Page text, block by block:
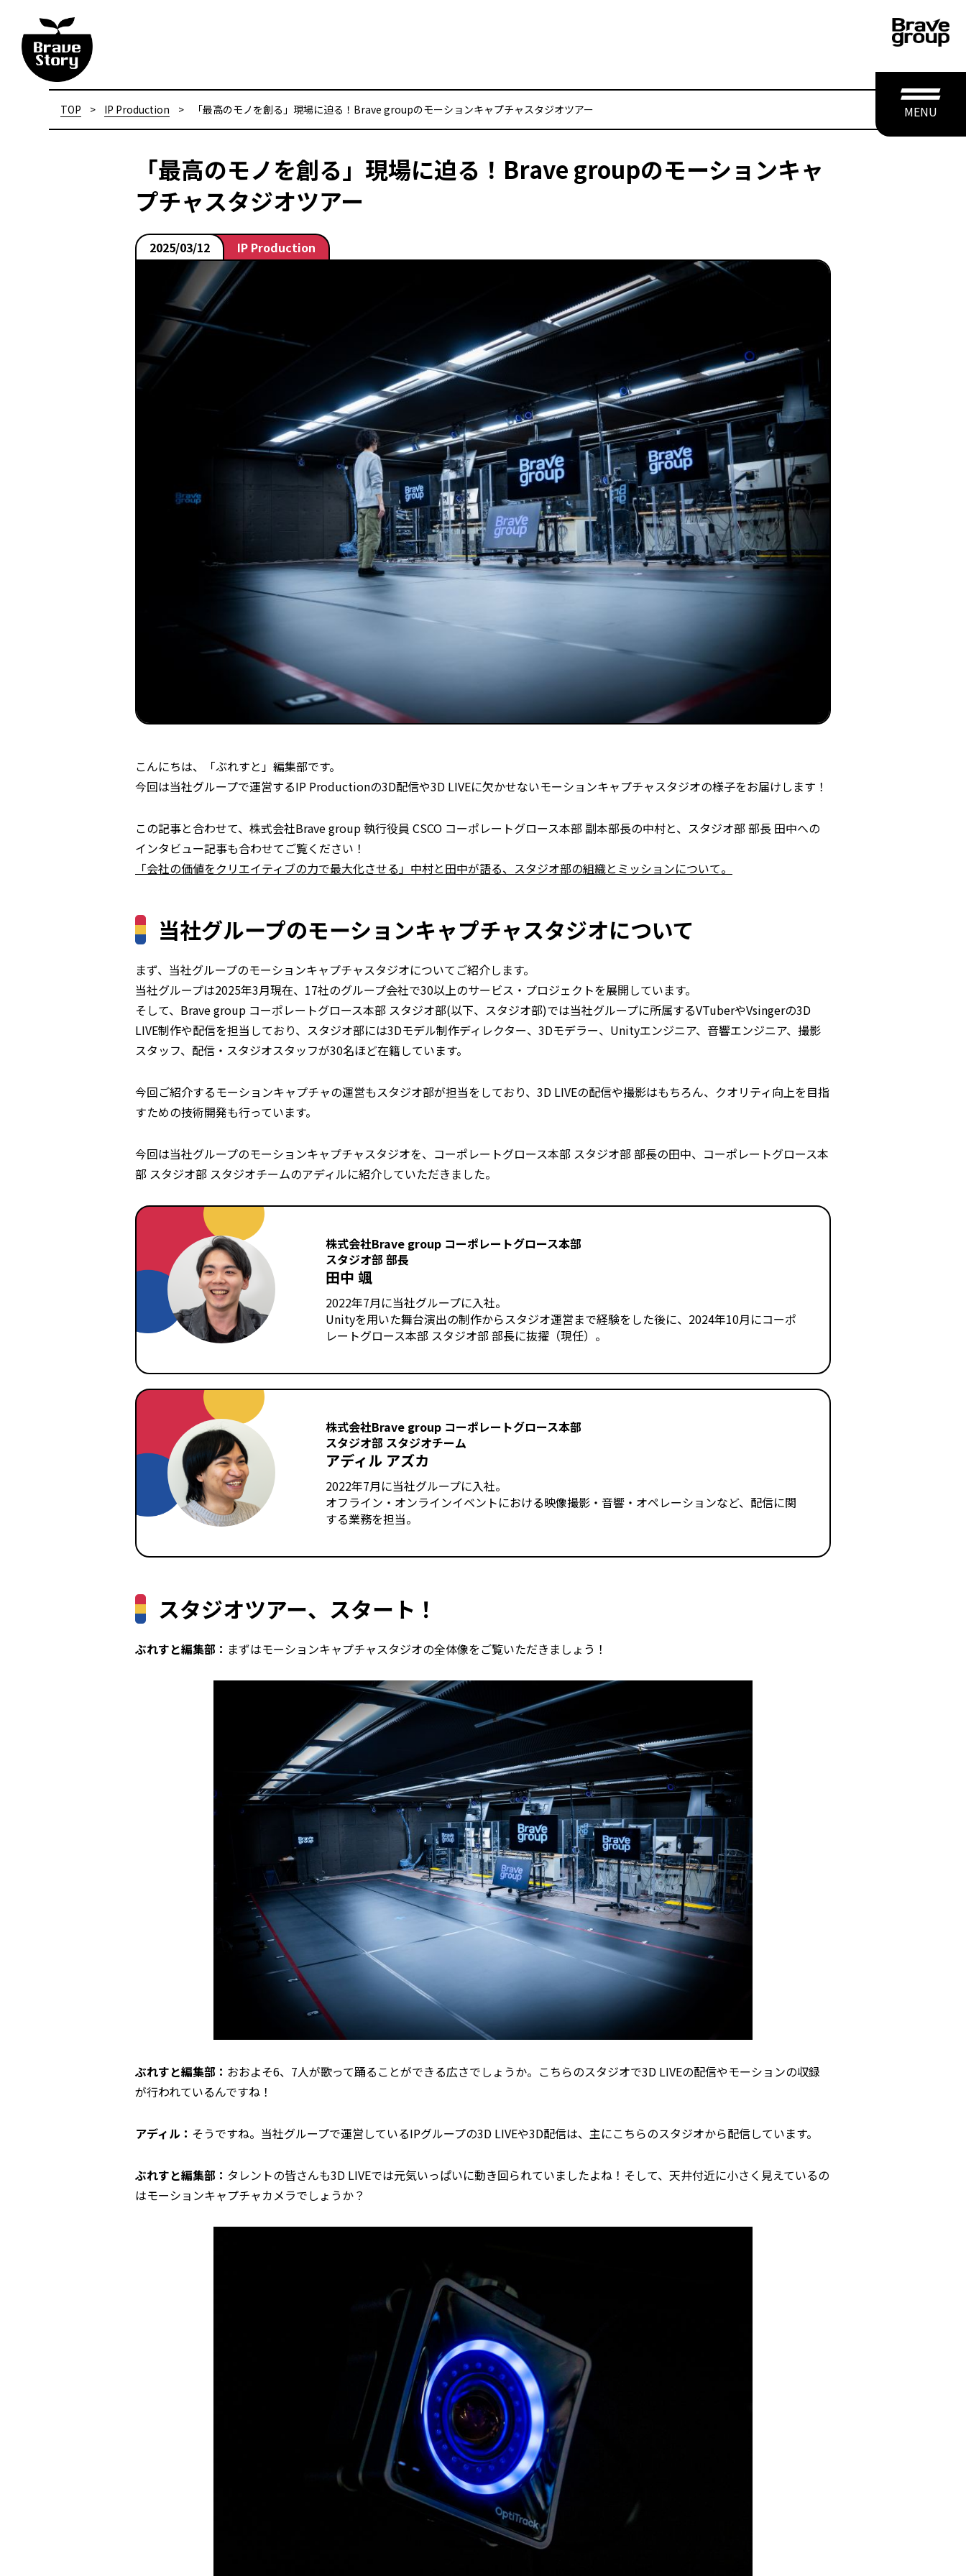
MENU
TOP > IP Production > 「最高のモノを創る」現場に迫る！Brave groupのモーションキャプチャスタジオツアー
「最高のモノを創る」現場に迫る！Brave groupのモーションキャ
プチャスタジオツアー
2025/03/12 IP Production
こんにちは、「ぶれすと」編集部です。
今回は当社グループで運営するIP Productionの3D配信や3D LIVEに欠かせないモーションキャプチャスタジオの様子をお届けします！
この記事と合わせて、株式会社Brave group 執行役員 CSCO コーポレートグロース本部 副本部長の中村と、スタジオ部 部長 田中への
インタビュー記事も合わせてご覧ください！
「会社の価値をクリエイティブの力で最大化させる」中村と田中が語る、スタジオ部の組織とミッションについて。
当社グループのモーションキャプチャスタジオについて
まず、当社グループのモーションキャプチャスタジオについてご紹介します。
当社グループは2025年3月現在、17社のグループ会社で30以上のサービス・プロジェクトを展開しています。
そして、Brave group コーポレートグロース本部 スタジオ部(以下、スタジオ部)では当社グループに所属するVTuberやVsingerの3D
LIVE制作や配信を担当しており、スタジオ部には3Dモデル制作ディレクター、3Dモデラー、Unityエンジニア、音響エンジニア、撮影
スタッフ、配信・スタジオスタッフが30名ほど在籍しています。
今回ご紹介するモーションキャプチャの運営もスタジオ部が担当をしており、3D LIVEの配信や撮影はもちろん、クオリティ向上を目指
すための技術開発も行っています。
今回は当社グループのモーションキャプチャスタジオを、コーポレートグロース本部 スタジオ部 部長の田中、コーポレートグロース本
部 スタジオ部 スタジオチームのアディルに紹介していただきました。
株式会社Brave group コーポレートグロース本部
スタジオ部 部長
田中 颯
2022年7月に当社グループに入社。
Unityを用いた舞台演出の制作からスタジオ運営まで経験をした後に、2024年10月にコーポ
レートグロース本部 スタジオ部 部長に抜擢（現任）。
株式会社Brave group コーポレートグロース本部
スタジオ部 スタジオチーム
アディル アズカ
2022年7月に当社グループに入社。
オフライン・オンラインイベントにおける映像撮影・音響・オペレーションなど、配信に関
する業務を担当。
スタジオツアー、スタート！
ぶれすと編集部： まずはモーションキャプチャスタジオの全体像をご覧いただきましょう！
ぶれすと編集部： おおよそ6、7人が歌って踊ることができる広さでしょうか。こちらのスタジオで3D LIVEの配信やモーションの収録
が行われているんですね！
アディル： そうですね。当社グループで運営しているIPグループの3D LIVEや3D配信は、主にこちらのスタジオから配信しています。
ぶれすと編集部： タレントの皆さんも3D LIVEでは元気いっぱいに動き回られていましたよね！そして、天井付近に小さく見えているの
はモーションキャプチャカメラでしょうか？